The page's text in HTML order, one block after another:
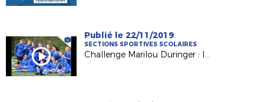
Publié le 22/11/2019
SECTIONS SPORTIVES SCOLAIRES
Challenge Marilou Duringer : les filles de Nantes La Colinière qualifiées !